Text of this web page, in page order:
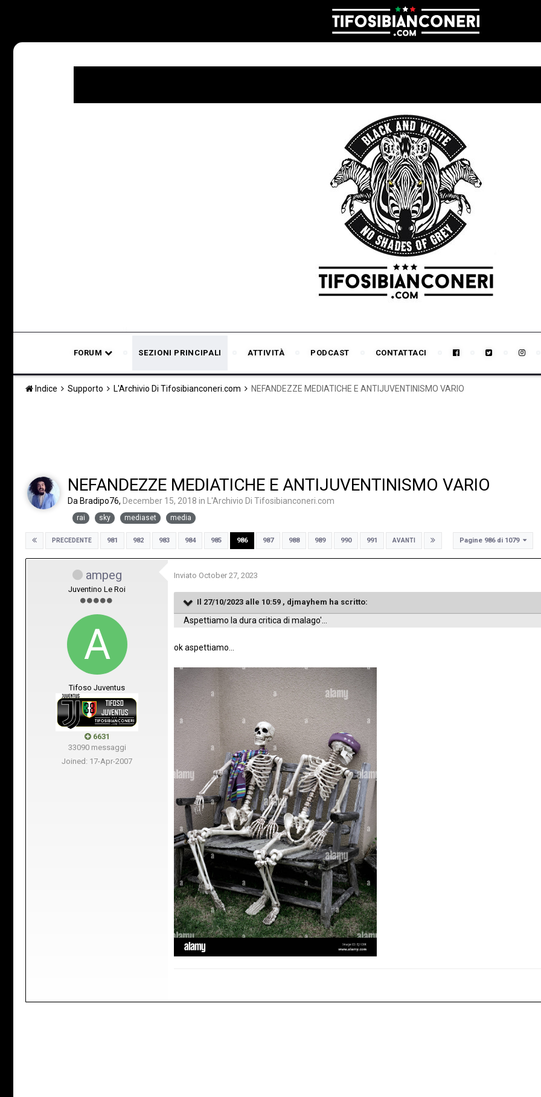
FORUM SEZIONI PRINCIPALI ATTIVITÀ PODCAST CONTATTACI
Indice Supporto L'Archivio Di Tifosibianconeri.com NEFANDEZZE MEDIATICHE E ANTIJUVENTINISMO VARIO
NEFANDEZZE MEDIATICHE E ANTIJUVENTINISMO VARIO
Da Bradipo76, December 15, 2018 in L'Archivio Di Tifosibianconeri.com
rai sky mediaset media
PRECEDENTE 981 982 983 984 985 986 987 988 989 990 991 AVANTI Pagine 986 di 1079
ampeg
Juventino Le Roi
Tifoso Juventus
6631
33090 messaggi
Joined: 17-Apr-2007
Inviato October 27, 2023
Il 27/10/2023 alle 10:59 , djmayhem ha scritto:
Aspettiamo la dura critica di malago'...
ok aspettiamo...